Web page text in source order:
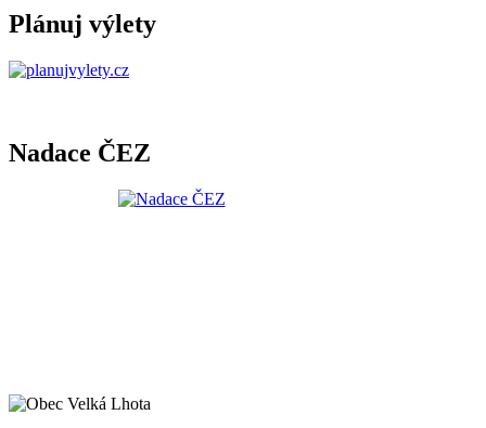
Plánuj výlety
Nadace ČEZ